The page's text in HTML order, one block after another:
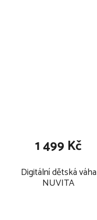
Digitální dětská váha
NUVITA
1 499 Kč